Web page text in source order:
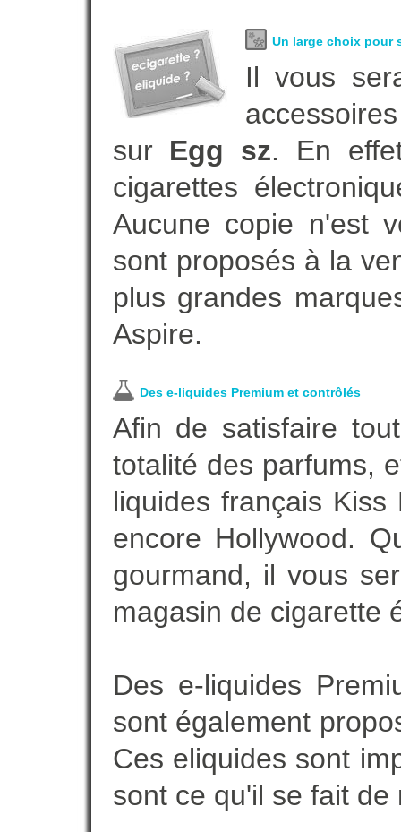
Un large choix pour
Il vous
sur Egg sz. En
cigarettes
Aucune copie n'est
sont proposés à la
plus grandes
Aspire.
Des e-liquides Premium et contrôlés
Afin de satisfaire
totalité des parfums,
liquides français
encore Hollywood.
gourmand, il vous
magasin de cigarette
Des e-liquides
sont également
Ces eliquides sont
sont ce qu'il se fait